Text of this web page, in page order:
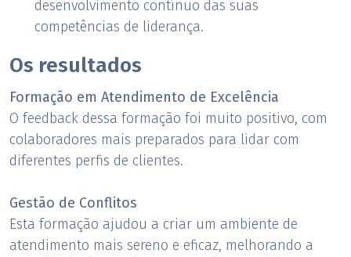
desenvolvimento contínuo das suas
competências de liderança.
Os resultados
Formação em Atendimento de Excelência
O feedback dessa formação foi muito positivo, com
colaboradores mais preparados para lidar com
diferentes perfis de clientes.
Gestão de Conflitos
Esta formação ajudou a criar um ambiente de
atendimento mais sereno e eficaz, melhorando a